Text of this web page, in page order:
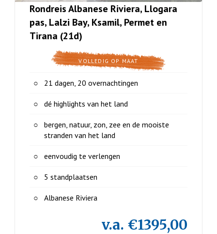
Rondreis Albanese Riviera, Llogara
pas, Lalzi Bay, Ksamil, Permet en
Tirana (21d)
VOLLEDIG OP MAAT
21 dagen, 20 overnachtingen
dé highlights van het land
bergen, natuur, zon, zee en de mooiste
stranden van het land
eenvoudig te verlengen
5 standplaatsen
Albanese Riviera
v.a. €1395,00